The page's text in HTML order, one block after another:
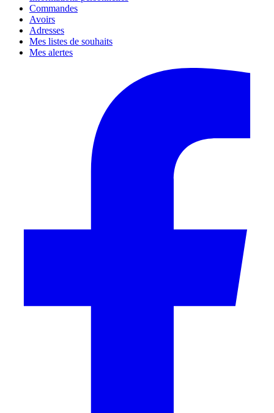
Commandes
Avoirs
Adresses
Mes listes de souhaits
Mes alertes